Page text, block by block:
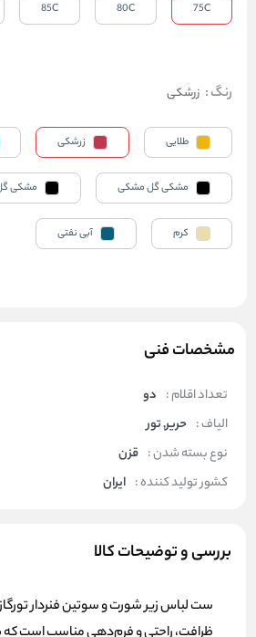
مشخصات فنی
تعداد اقلام : دو
الیاف : حریر, تور
نوع بسته شدن : قزن
کشور تولید کننده : ایران
بررسی و توضیحات کالا
75C
80C
85C
رنگ: زرشکی
طلایی زرشکی
مشکی گل مشکی مشکی
کرم آبی نفتی